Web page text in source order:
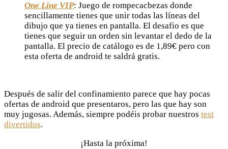
One Line VIP: Juego de rompecacbezas donde
sencillamente tienes que unir todas las líneas del
dibujo que ya tienes en pantalla. El desafio es que
tienes que seguir un orden sin levantar el dedo de la
pantalla. El precio de catálogo es de 1,89€ pero con
esta oferta de android te saldrá gratis.
Después de salir del confinamiento parece que hay pocas
ofertas de android que presentaros, pero las que hay son
muy jugosas. Además, siempre podéis probar nuestros test
divertidos.
¡Hasta la próxima!